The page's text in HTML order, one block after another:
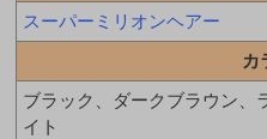
スーパーミリオンヘアー
カ
ブラック、ダークブラウン、
イト